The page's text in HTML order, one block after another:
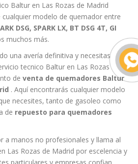
Baltur en Las Rozas de Madrid
modelo de quemador entre
DSG, SPARK LX, BT DSG 4T, GI
muchos más.
una avería definitiva y necesitas
tecnico Baltur en Las Rozas
de venta de quemadores Baltur
. Aquí encontrarás cualquier modelo
necesites, tanto de gasoleo como
de repuesto para quemadores
a manos no profesionales y llama al
Las Rozas de Madrid por escelencia y